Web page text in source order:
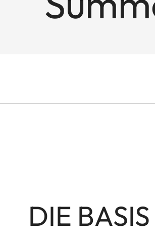
DIE